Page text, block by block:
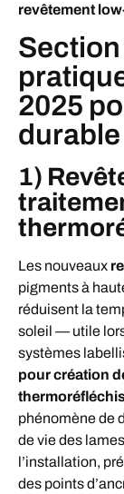
revêtement
2025
durable
1)
Les nouveaux
pigments à
réduisent la
soleil — utile
systèmes
pour création
phénomène de
de vie des
l’installation,
des points